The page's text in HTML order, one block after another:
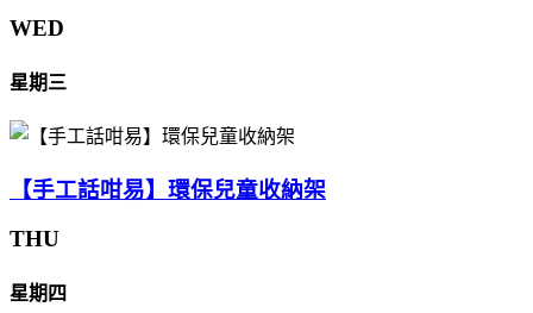
WED
星期三
【手工話咁易】環保兒童收納架
THU
星期四